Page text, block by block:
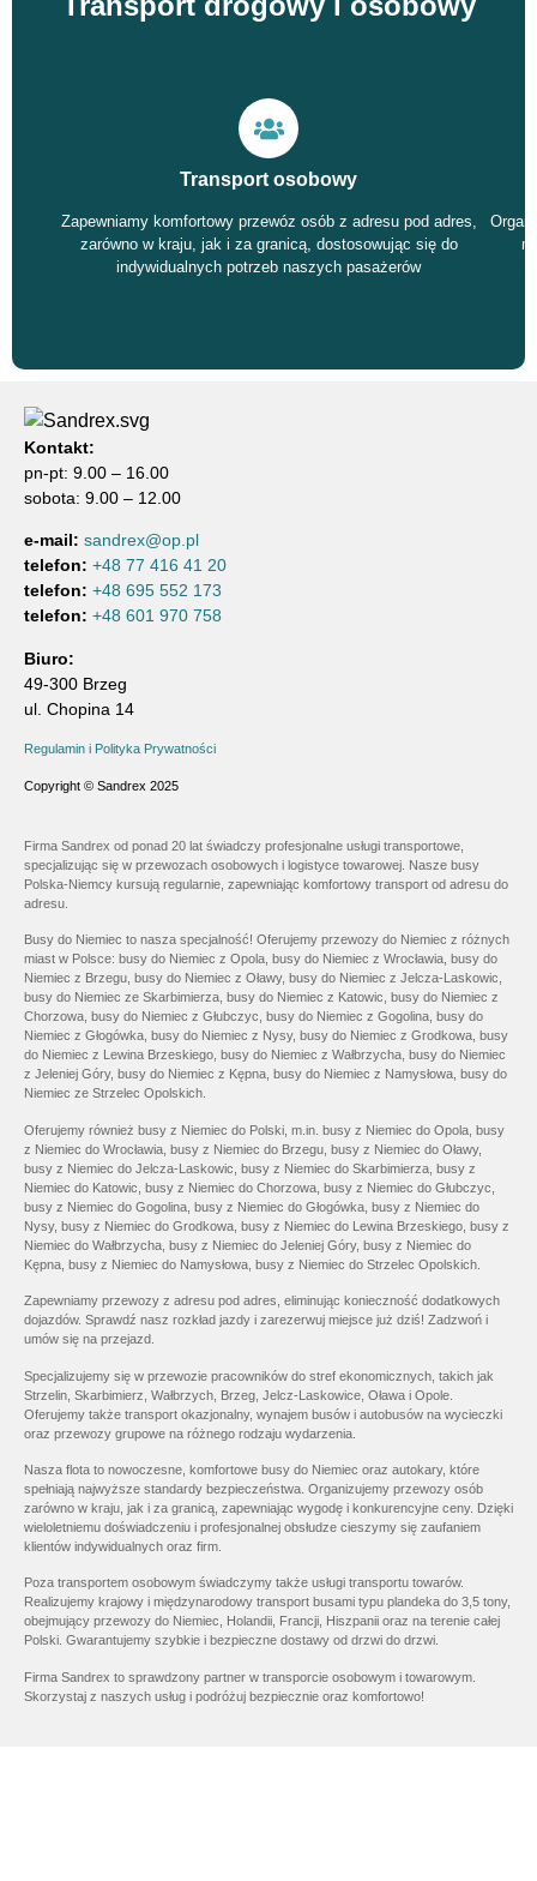
Transport osobowy
Zapewniamy komfortowy przewóz osób z adresu pod adres,
zarówno w kraju, jak i za granicą, dostosowując się do
indywidualnych potrzeb naszych pasażerów
Kontakt:
pn-pt: 9.00 – 16.00
sobota: 9.00 – 12.00
e-mail: sandrex@op.pl
telefon: +48 77 416 41 20
telefon: +48 695 552 173
telefon: +48 601 970 758
Biuro:
49-300 Brzeg
ul. Chopina 14
Regulamin i Polityka Prywatności
Copyright © Sandrex 2025
Firma Sandrex od ponad 20 lat świadczy profesjonalne usługi transportowe,
specjalizując się w przewozach osobowych i logistyce towarowej. Nasze busy
Polska-Niemcy kursują regularnie, zapewniając komfortowy transport od adresu do
adresu.
Busy do Niemiec to nasza specjalność! Oferujemy przewozy do Niemiec z różnych
miast w Polsce: busy do Niemiec z Opola, busy do Niemiec z Wrocławia, busy do
Niemiec z Brzegu, busy do Niemiec z Oławy, busy do Niemiec z Jelcza-Laskowic,
busy do Niemiec ze Skarbimierza, busy do Niemiec z Katowic, busy do Niemiec z
Chorzowa, busy do Niemiec z Głubczyc, busy do Niemiec z Gogolina, busy do
Niemiec z Głogówka, busy do Niemiec z Nysy, busy do Niemiec z Grodkowa, busy
do Niemiec z Lewina Brzeskiego, busy do Niemiec z Wałbrzycha, busy do Niemiec
z Jeleniej Góry, busy do Niemiec z Kępna, busy do Niemiec z Namysłowa, busy do
Niemiec ze Strzelec Opolskich.
Oferujemy również busy z Niemiec do Polski, m.in. busy z Niemiec do Opola, busy
z Niemiec do Wrocławia, busy z Niemiec do Brzegu, busy z Niemiec do Oławy,
busy z Niemiec do Jelcza-Laskowic, busy z Niemiec do Skarbimierza, busy z
Niemiec do Katowic, busy z Niemiec do Chorzowa, busy z Niemiec do Głubczyc,
busy z Niemiec do Gogolina, busy z Niemiec do Głogówka, busy z Niemiec do
Nysy, busy z Niemiec do Grodkowa, busy z Niemiec do Lewina Brzeskiego, busy z
Niemiec do Wałbrzycha, busy z Niemiec do Jeleniej Góry, busy z Niemiec do
Kępna, busy z Niemiec do Namysłowa, busy z Niemiec do Strzelec Opolskich.
Zapewniamy przewozy z adresu pod adres, eliminując konieczność dodatkowych
dojazdów. Sprawdź nasz rozkład jazdy i zarezerwuj miejsce już dziś! Zadzwoń i
umów się na przejazd.
Specjalizujemy się w przewozie pracowników do stref ekonomicznych, takich jak
Strzelin, Skarbimierz, Wałbrzych, Brzeg, Jelcz-Laskowice, Oława i Opole.
Oferujemy także transport okazjonalny, wynajem busów i autobusów na wycieczki
oraz przewozy grupowe na różnego rodzaju wydarzenia.
Nasza flota to nowoczesne, komfortowe busy do Niemiec oraz autokary, które
spełniają najwyższe standardy bezpieczeństwa. Organizujemy przewozy osób
zarówno w kraju, jak i za granicą, zapewniając wygodę i konkurencyjne ceny. Dzięki
wieloletniemu doświadczeniu i profesjonalnej obsłudze cieszymy się zaufaniem
klientów indywidualnych oraz firm.
Poza transportem osobowym świadczymy także usługi transportu towarów.
Realizujemy krajowy i międzynarodowy transport busami typu plandeka do 3,5 tony,
obejmujący przewozy do Niemiec, Holandii, Francji, Hiszpanii oraz na terenie całej
Polski. Gwarantujemy szybkie i bezpieczne dostawy od drzwi do drzwi.
Firma Sandrex to sprawdzony partner w transporcie osobowym i towarowym.
Skorzystaj z naszych usług i podróżuj bezpiecznie oraz komfortowo!